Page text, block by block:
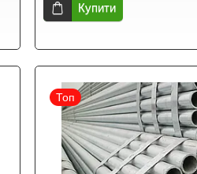
Купити
Топ